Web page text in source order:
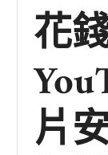
花
片